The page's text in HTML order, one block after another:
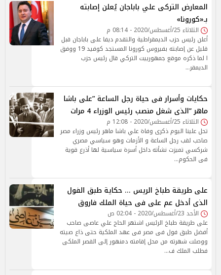
المعارض التركى علي باباجان يُعلن إصابته
بـ«كورونا»
الثلاثاء 25/أغسطس/2020 - 08:14 م
أعلن رئيس حزب الديمقراطية والتقدم ديفا على باباجان قبل
قليل عن إصابته بفيروس كورونا المستجد كوفيد 19 ووفق
ا لما ذكره موقع جمهورييت التركي قال رئيس حزب
الديمقر…
حكايات وأسرار فى حياة رجل الساعة ”على باشا
ماهر ”الذى شغل منصب رئيس الوزراء 4 مرات
الثلاثاء 25/أغسطس/2020 - 12:08 م
تحل علينا اليوم ذكرى وفاة علي باشا ماهر رئيس وزراء مصر
صاحب لقب رجل الساعة و الأزمات وهو سياسي مصري
شركسي تميزت نشأته داخل أسرة سياسية لها أذرع قوية
فى الحكوم…
على طريقة طباخ الريس ... حكاية طبق الفول
الذى أدخل عم على فى حياة الملك فاروق
الأحد 23/أغسطس/2020 - 02:04 ص
على طريقة طباخ الرئيس اشتهر الحاج علي عاصى صاحب
أفضل طبق فول فى مصر فى عهد الملكية حتى ذاع صيته
ووصلت شهرته من محل إقامته دمنهور إلى القصر الملكى
فطلب الملك ف…